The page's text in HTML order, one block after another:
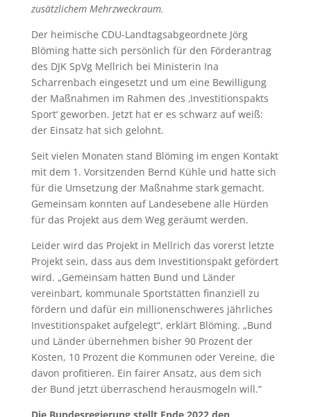
zusätzlichem Mehrzweckraum.
Der heimische CDU-Landtagsabgeordnete Jörg
Blöming hatte sich persönlich für den Förderantrag
des DJK SpVg Mellrich bei Ministerin Ina
Scharrenbach eingesetzt und um eine Bewilligung
der Maßnahmen im Rahmen des ‚Investitionspakts
Sport‘ geworben. Jetzt hat er es schwarz auf weiß:
der Einsatz hat sich gelohnt.
Seit vielen Monaten stand Blöming im engen Kontakt
mit dem 1. Vorsitzenden Bernd Kühle und hatte sich
für die Umsetzung der Maßnahme stark gemacht.
Gemeinsam konnten auf Landesebene alle Hürden
für das Projekt aus dem Weg geräumt werden.
Leider wird das Projekt in Mellrich das vorerst letzte
Projekt sein, dass aus dem Investitionspakt gefördert
wird. „Gemeinsam hatten Bund und Länder
vereinbart, kommunale Sportstätten finanziell zu
fördern und dafür ein millionenschweres jährliches
Investitionspaket aufgelegt“, erklärt Blöming. „Bund
und Länder übernehmen bisher 90 Prozent der
Kosten, 10 Prozent die Kommunen oder Vereine, die
davon profitieren. Ein fairer Ansatz, aus dem sich
der Bund jetzt überraschend herausmogeln will.“
Die Bundesregierung stellt Ende 2022 den